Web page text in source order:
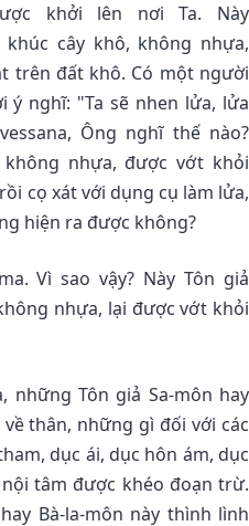
khởi lên nơi Ta. Này
cây khô, không nhựa,
trên đất khô. Có một người
ý nghĩ: "Ta sẽ nhen lửa, lửa
Ông nghĩ thế nào?
nhựa, được vớt khỏi
cọ xát với dụng cụ làm lửa,
hiện ra được không?
Vì sao vậy? Này Tôn giả
nhựa, lại được vớt khỏi
những Tôn giả Sa-môn hay
thân, những gì đối với các
dục ái, dục hôn ám, dục
tâm được khéo đoạn trừ.
Bà-la-môn này thình lình